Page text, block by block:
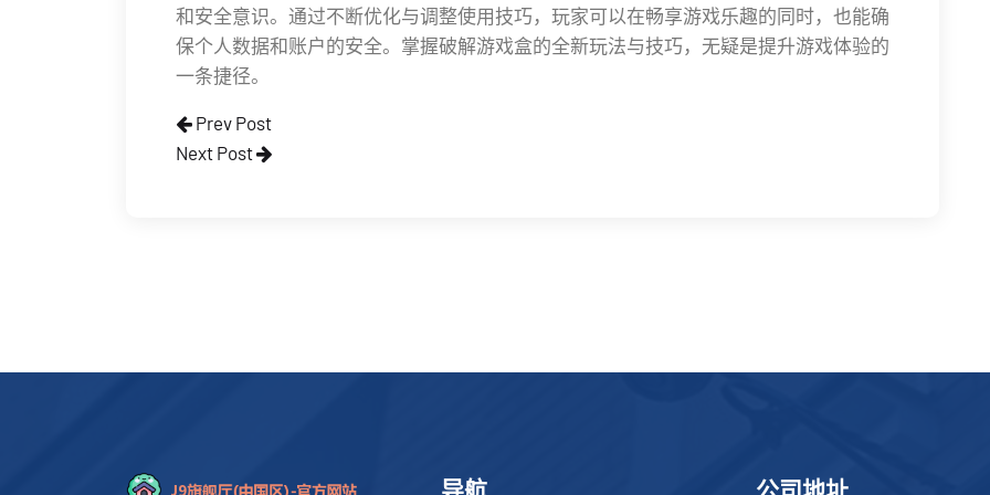
和安全意识。通过不断优化与调整使用技巧，玩家可以在畅享游戏乐趣的同时，也能确
保个人数据和账户的安全。掌握破解游戏盒的全新玩法与技巧，无疑是提升游戏体验的
一条捷径。
Prev Post
Next Post
导航 公司地址